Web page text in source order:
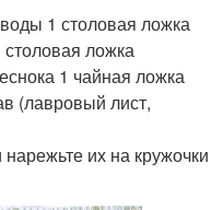
1 столовая ложка
столовая ложка
1 чайная ложка
(лавровый лист,
их на кружочки